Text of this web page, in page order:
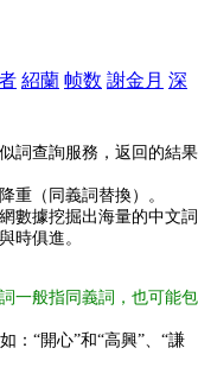
紹蘭 帧数 謝金月 深
詞查詢服務，返回的結果
重（同義詞替換）。
數據挖掘出海量的中文詞
時俱進。
一般指同義詞，也可能包
：“開心”和“高興”、“謙